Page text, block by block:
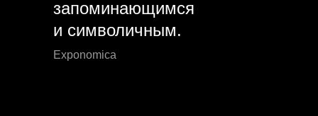
запоминающимся
и символичным.
Exponomica